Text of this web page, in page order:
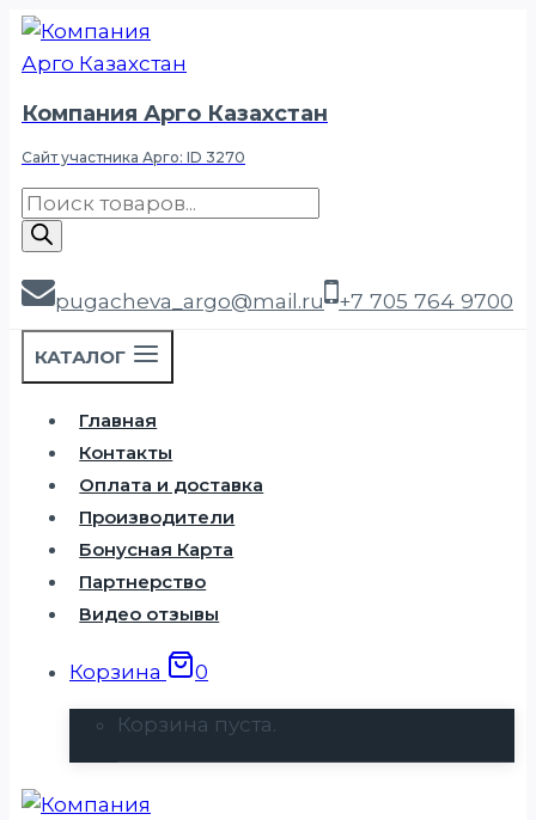
Компания Арго Казахстан
Сайт участника Арго: ID 3270
pugacheva_argo@mail.ru +7 705 764 9700
КАТАЛОГ
Главная
Контакты
Оплата и доставка
Производители
Бонусная Карта
Партнерство
Видео отзывы
Корзина 0
Корзина пуста.